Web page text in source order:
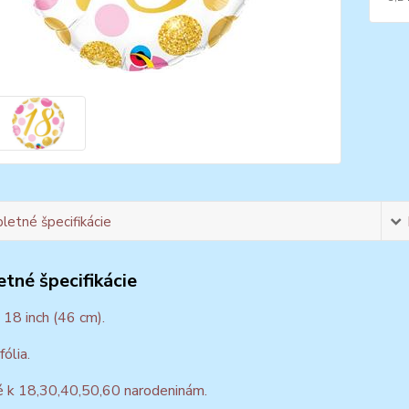
špecifikácie
špecifikácie
inch (46 cm).
k 18,30,40,50,60 narodeninám.